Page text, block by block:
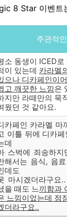
8 Star 이벤트
주관적
소 동생이 ICED
이 있는데 카라멜
으나 디카페인이
고 깨끗한 느낌은
지만 라떼만의 묵
웠던 것 같아요.
카페인 카라멜 마
이틀 뒤에 디카
데
스벅에 죄송하
해서는 음식, 음
데도
마시겠더라구요
을 때도 느끼함과
느낌이었는데 점
더라구요..